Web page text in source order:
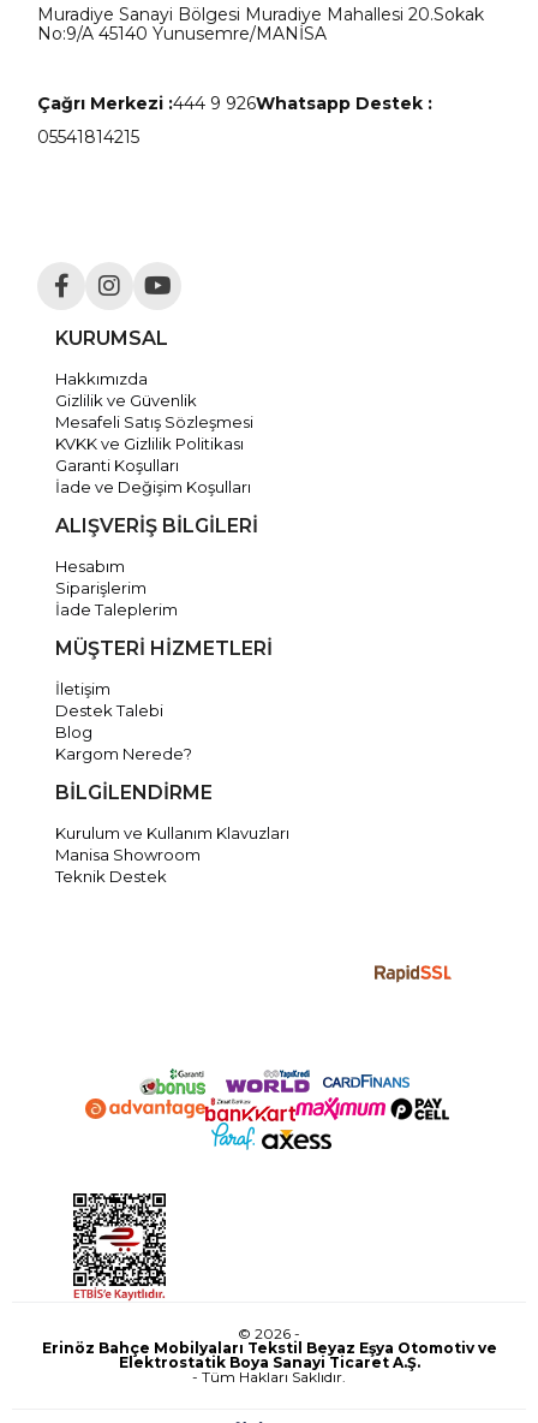
Muradiye Sanayi Bölgesi Muradiye Mahallesi 20.Sokak
No:9/A 45140 Yunusemre/MANİSA
Çağrı Merkezi :444 9 926Whatsapp Destek :
05541814215
KURUMSAL
Hakkımızda
Gizlilik ve Güvenlik
Mesafeli Satış Sözleşmesi
KVKK ve Gizlilik Politikası
Garanti Koşulları
İade ve Değişim Koşulları
ALIŞVERİŞ BİLGİLERİ
Hesabım
Siparişlerim
İade Taleplerim
MÜŞTERİ HİZMETLERİ
İletişim
Destek Talebi
Blog
Kargom Nerede?
BİLGİLENDİRME
Kurulum ve Kullanım Klavuzları
Manisa Showroom
Teknik Destek
© 2026 -
Erinöz Bahçe Mobilyaları Tekstil Beyaz Eşya Otomotiv ve
Elektrostatik Boya Sanayi Ticaret A.Ş.
- Tüm Hakları Saklıdır.